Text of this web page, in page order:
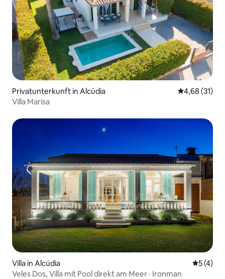
Privatunterkunft in Alcúdia
4,68 (31)
Villa Marisa
Villa in Alcúdia
5 (4)
Veles Dos, Villa mit Pool direkt am Meer · Ironman